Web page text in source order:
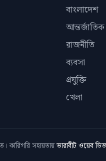
বাংলাদেশ
আন্তর্জাতিক
রাজনীতি
ব্যবসা
প্রযুক্তি
খেলা
কারিগরি সহায়তায়ভারাবীট ওয়েব